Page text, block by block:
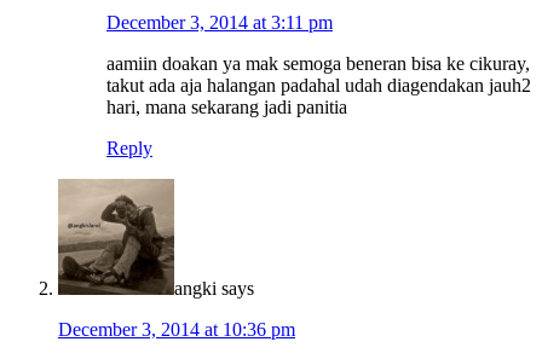
December 3, 2014 at 3:11 pm
aamiin doakan ya mak semoga beneran bisa ke cikuray,
takut ada aja halangan padahal udah diagendakan jauh2
hari, mana sekarang jadi panitia
Reply
angki says
December 3, 2014 at 10:36 pm